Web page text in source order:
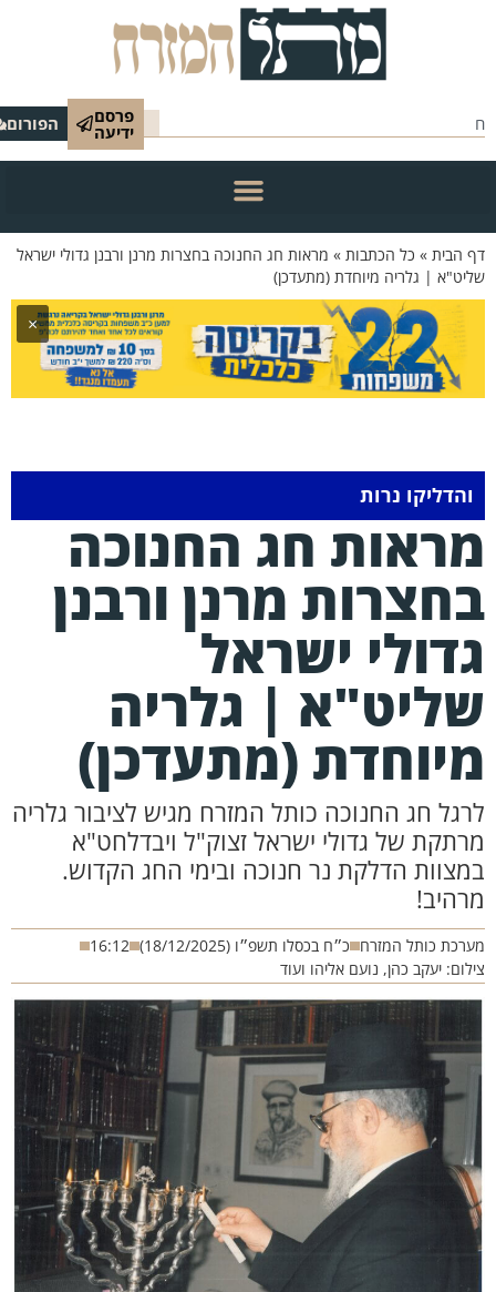
פרסם
ידיעה הפורום
הבית»כל הכתבות»מראות חג החנוכה בחצרות מרנן ורבנן גדולי ישראל
| גלריה מיוחדת (מתעדכן)
×
והדליקו נרות
חג החנוכה
מרנן ורבנן
ישראל
| גלריה
(מתעדכן)
חג החנוכה כותל המזרח מגיש לציבור גלריה
של גדולי ישראל זצוק"ל ויבדלחט"א
הדלקת נר חנוכה ובימי החג הקדוש.
כותל המזרח כ״ח בכסלו תשפ״ו (18/12/2025)
16:12
יעקב כהן, נועם אליהו ועוד